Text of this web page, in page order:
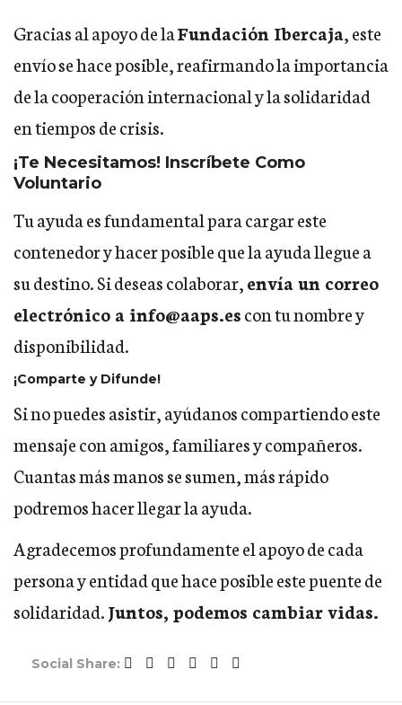
Gracias al apoyo de laFundación Ibercaja, este
envío se hace posible, reafirmando la importancia
de la cooperación internacional y la solidaridad
en tiempos de crisis.
¡Te Necesitamos! Inscríbete Como
Voluntario
Tu ayuda es fundamental para cargar este
contenedor y hacer posible que la ayuda llegue a
su destino. Si deseas colaborar,envía un correo
electrónico a info@aaps.escon tu nombre y
disponibilidad.
¡Comparte y Difunde!
Si no puedes asistir, ayúdanos compartiendo este
mensaje con amigos, familiares y compañeros.
Cuantas más manos se sumen, más rápido
podremos hacer llegar la ayuda.
Agradecemos profundamente el apoyo de cada
persona y entidad que hace posible este puente de
solidaridad.Juntos, podemos cambiar vidas.
Social Share: